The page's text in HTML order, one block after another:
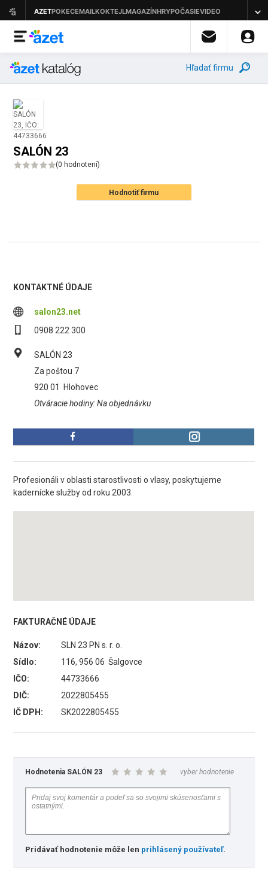
Hľadať firmu
SALÓN 23
(0 hodnotení)
Hodnotiť firmu
KONTAKTNÉ ÚDAJE
salon23.net
0908 222 300
SALÓN 23
Za poštou 7
920 01
Hlohovec
Otváracie hodiny: Na objednávku
Profesionáli v oblasti starostlivosti o vlasy, poskytujeme
kadernícke služby od roku 2003.
FAKTURAČNÉ ÚDAJE
Názov:
SLN 23 PN s. r. o.
Sídlo:
116, 956 06 Šalgovce
IČO:
44733666
DIČ:
2022805455
IČ DPH:
SK2022805455
Hodnotenia SALÓN 23 vyber hodnotenie
Pridávať hodnotenie môže len prihlásený používateľ.